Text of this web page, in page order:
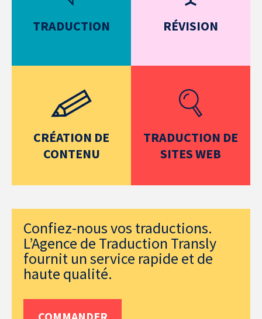
TRADUCTION RÉVISION
CRÉATION DE
CONTENU
TRADUCTION DE
SITES WEB
Confiez-nous vos traductions.
L’Agence de Traduction Transly
fournit un service rapide et de
haute qualité.